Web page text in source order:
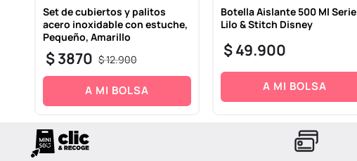
Set de cubiertos y palitos
acero inoxidable con estuche,
Pequeño, Amarillo
$12.900
$3870
A MI BOLSA
Botella Aislante 500 Ml Serie
Lilo & Stitch Disney
$49.900
A MI BOLSA